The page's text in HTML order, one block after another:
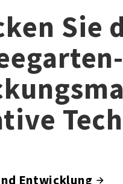
Sie
Entwicklung